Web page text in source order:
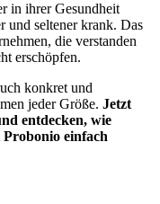
in ihrer Gesundheit
und seltener krank. Das
die verstanden
erschöpfen.
konkret und
jeder Größe. Jetzt
entdecken, wie
einfach